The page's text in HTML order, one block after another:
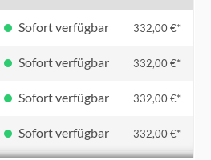
Sofort verfügbar 332,00 €*
Sofort verfügbar 332,00 €*
Sofort verfügbar 332,00 €*
Sofort verfügbar 332,00 €*